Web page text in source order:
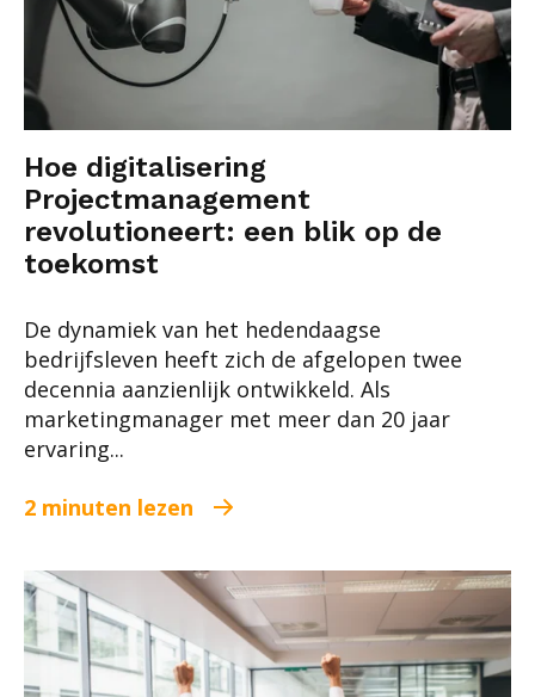
Hoe digitalisering
Projectmanagement
revolutioneert: een blik op de
toekomst
De dynamiek van het hedendaagse
bedrijfsleven heeft zich de afgelopen twee
decennia aanzienlijk ontwikkeld. Als
marketingmanager met meer dan 20 jaar
ervaring...
2 minuten lezen